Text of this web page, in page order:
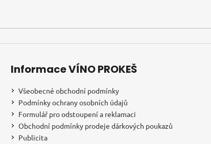
Informace VÍNO PROKEŠ
Všeobecné obchodní podmínky
Podmínky ochrany osobních údajů
Formulář pro odstoupení a reklamaci
Obchodní podmínky prodeje dárkových poukazů
Publicita